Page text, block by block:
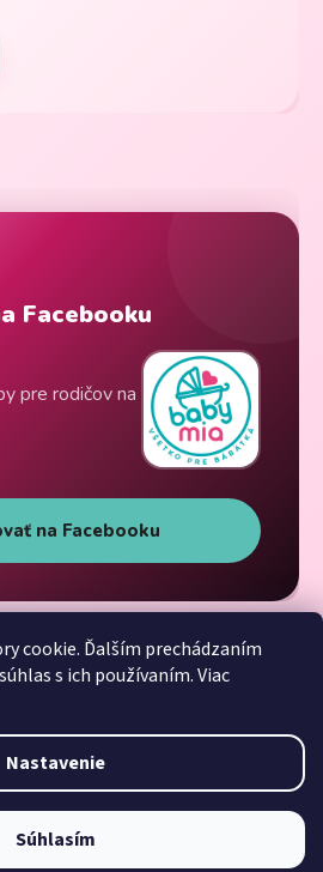
cookie. Ďalším prechádzaním
s ich používaním. Viac
Nastavenie
Súhlasím
Facebooku
pre rodičov na
na Facebooku
Vytvoril Shoptet